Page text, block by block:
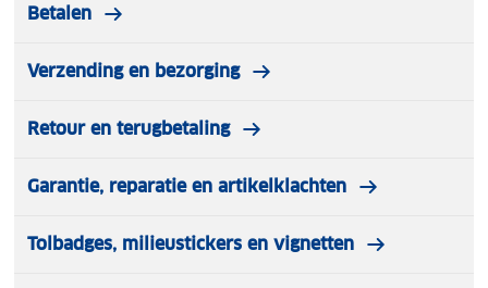
Betalen
Verzending en bezorging
Retour en terugbetaling
Garantie, reparatie en artikelklachten
Tolbadges, milieustickers en vignetten